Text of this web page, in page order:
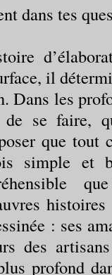
dans tes
il
Dans les
de se faire,
que tout
simple et
: ses
des
profond